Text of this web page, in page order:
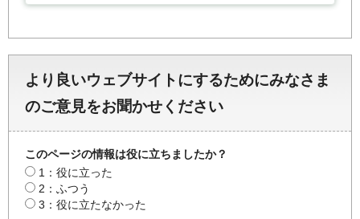
より良いウェブサイトにするためにみなさま
のご意見をお聞かせください
このページの情報は役に立ちましたか？
1：役に立った
2：ふつう
3：役に立たなかった